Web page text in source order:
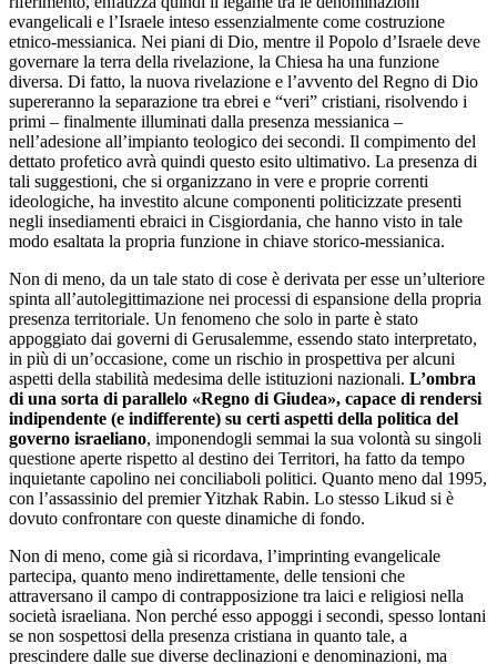
evangelicali e l’Israele inteso essenzialmente come costruzione
etnico-messianica. Nei piani di Dio, mentre il Popolo d’Israele deve
governare la terra della rivelazione, la Chiesa ha una funzione
diversa. Di fatto, la nuova rivelazione e l’avvento del Regno di Dio
supereranno la separazione tra ebrei e “veri” cristiani, risolvendo i
primi – finalmente illuminati dalla presenza messianica –
nell’adesione all’impianto teologico dei secondi. Il compimento del
dettato profetico avrà quindi questo esito ultimativo. La presenza di
tali suggestioni, che si organizzano in vere e proprie correnti
ideologiche, ha investito alcune componenti politicizzate presenti
negli insediamenti ebraici in Cisgiordania, che hanno visto in tale
modo esaltata la propria funzione in chiave storico-messianica.
Non di meno, da un tale stato di cose è derivata per esse un’ulteriore
spinta all’autolegittimazione nei processi di espansione della propria
presenza territoriale. Un fenomeno che solo in parte è stato
appoggiato dai governi di Gerusalemme, essendo stato interpretato,
in più di un’occasione, come un rischio in prospettiva per alcuni
aspetti della stabilità medesima delle istituzioni nazionali. L’ombra
di una sorta di parallelo «Regno di Giudea», capace di rendersi
indipendente (e indifferente) su certi aspetti della politica del
governo israeliano, imponendogli semmai la sua volontà su singoli
questione aperte rispetto al destino dei Territori, ha fatto da tempo
inquietante capolino nei conciliaboli politici. Quanto meno dal 1995,
con l’assassinio del premier Yitzhak Rabin. Lo stesso Likud si è
dovuto confrontare con queste dinamiche di fondo.
Non di meno, come già si ricordava, l’imprinting evangelicale
partecipa, quanto meno indirettamente, delle tensioni che
attraversano il campo di contrapposizione tra laici e religiosi nella
società israeliana. Non perché esso appoggi i secondi, spesso lontani
se non sospettosi della presenza cristiana in quanto tale, a
prescindere dalle sue diverse declinazioni e denominazioni, ma